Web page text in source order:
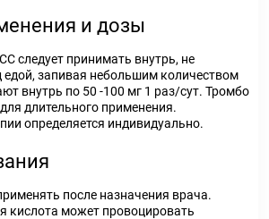
и дозы
следует принимать внутрь, не
запивая небольшим количеством
внутрь по 50 -100 мг 1 раз/сут. Тромбо
длительного применения.
определяется индивидуально.
после назначения врача.
кислота может провоцировать